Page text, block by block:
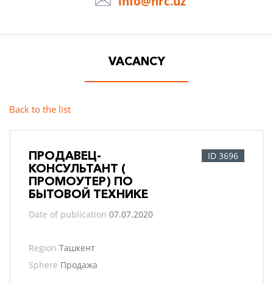
VACANCY
Back to the list
ПРОДАВЕЦ-
КОНСУЛЬТАНТ (
ПРОМОУТЕР) ПО
БЫТОВОЙ ТЕХНИКЕ
ID 3696
Date of publication 07.07.2020
Region Ташкент
Sphere Продажа